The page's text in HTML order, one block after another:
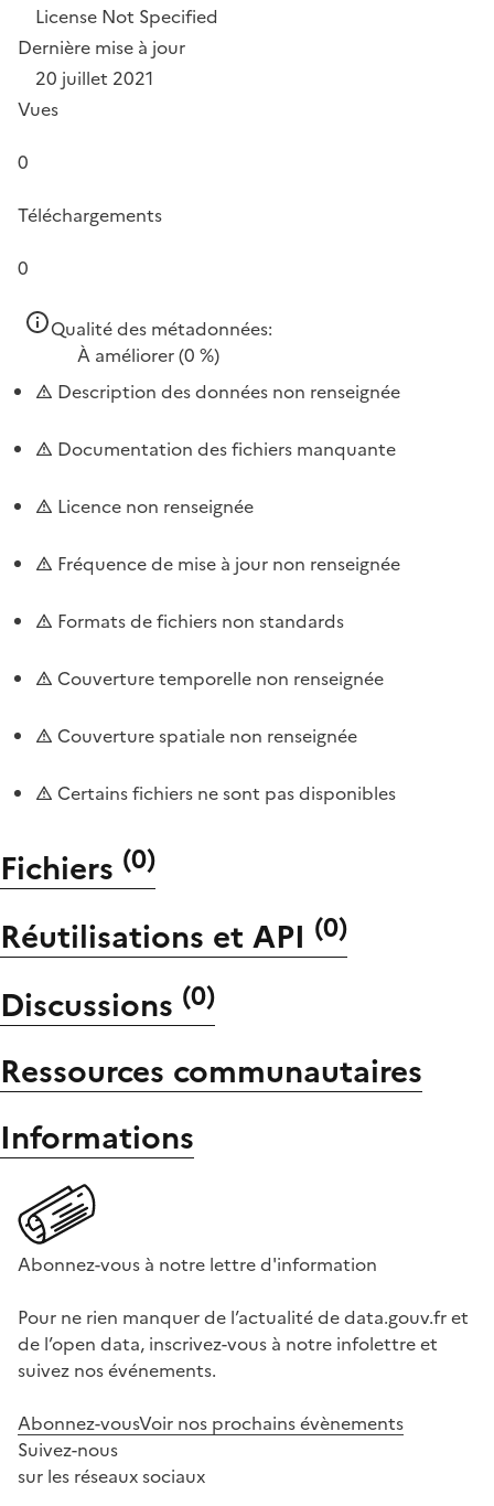
License Not Specified
Dernière mise à jour
20 juillet 2021
Vues
0
Téléchargements
0
Qualité des métadonnées:
À améliorer(0 %)
Description des données non renseignée
Documentation des fichiers manquante
Licence non renseignée
Fréquence de mise à jour non renseignée
Formats de fichiers non standards
Couverture temporelle non renseignée
Couverture spatiale non renseignée
Certains fichiers ne sont pas disponibles
Fichiers (0)
Réutilisations et API (0)
Discussions (0)
Ressources communautaires
Informations
Abonnez-vous à notre lettre d'information
Pour ne rien manquer de l’actualité de data.gouv.fr et
de l’open data, inscrivez-vous à notre infolettre et
suivez nos événements.
Abonnez-vousVoir nos prochains évènements
Suivez-nous
sur les réseaux sociaux